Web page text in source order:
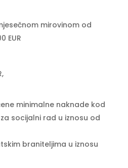
mirovinom od
EUR
minimalne naknade kod
socijalni rad u iznosu od
braniteljima u iznosu